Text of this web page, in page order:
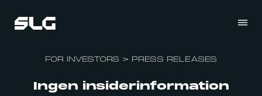
FOR INVESTORS > PRESS RELEASES
Ingen insiderinformation